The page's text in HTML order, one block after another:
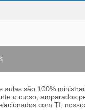
aulas são 100%
o curso, amparados
com TI,